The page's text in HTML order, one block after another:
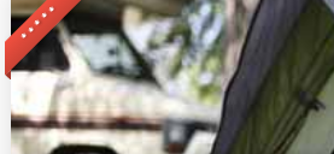
* * * * *